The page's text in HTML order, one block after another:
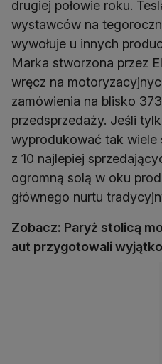
drugiej połowie roku.
wystawców na
wywołuje u innych
Marka stworzona przez
wręcz na
zamówienia na blisko
przedsprzedaży. Jeśli
wyprodukować tak wiele
z 10 najlepiej
ogromną solą w oku
głównego nurtu
Zobacz: Paryż stolicą
aut przygotowali